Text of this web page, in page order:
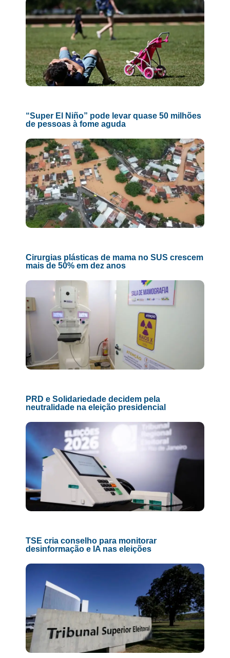
“Super El Niño” pode levar quase 50 milhões
de pessoas à fome aguda
Cirurgias plásticas de mama no SUS crescem
mais de 50% em dez anos
PRD e Solidariedade decidem pela
neutralidade na eleição presidencial
TSE cria conselho para monitorar
desinformação e IA nas eleições